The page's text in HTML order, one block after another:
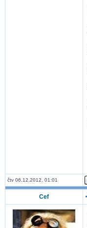
čtv 06.12.2012, 01:01
Cef